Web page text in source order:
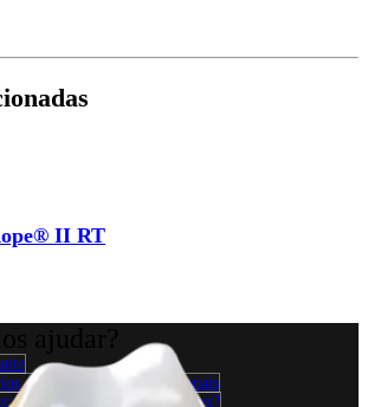
II RT
e oportunidades educacionais
O que há de novo na Arthrex?